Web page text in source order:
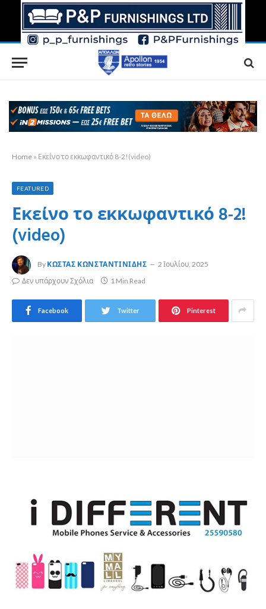
Home » Εκείνο το εκκωφαντικό 8-2!(video)
FEATURED
Εκείνο το εκκωφαντικό 8-2!
(video)
By ΚΏΣΤΑΣ ΚΩΝΣΤΑΝΤΙΝΊΔΗΣ
2 Ιουλίου, 2025
Δεν υπάρχουν Σχόλια
1 Min Read
Facebook Twitter Pinterest